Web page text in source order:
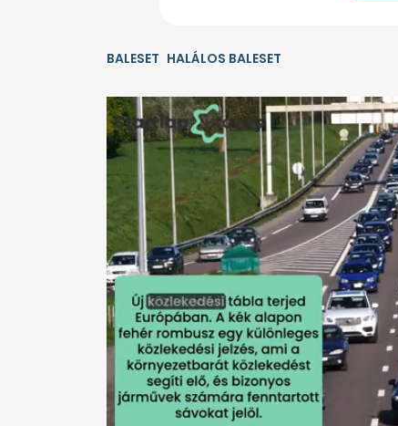
BALESET HALÁLOS BALESET